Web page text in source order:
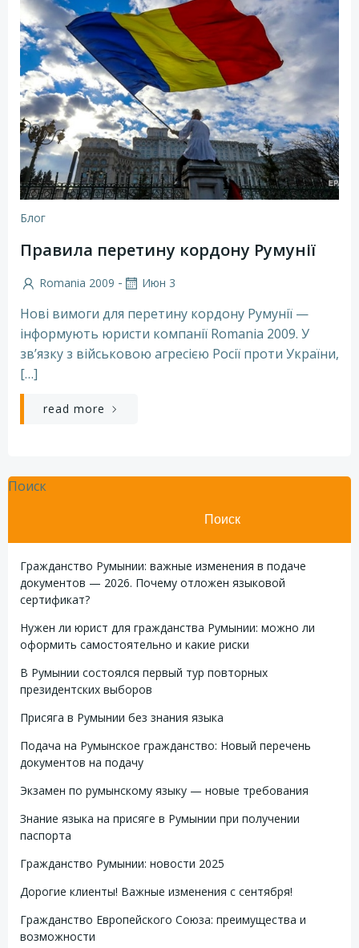
Блог
Правила перетину кордону Румунії
Romania 2009 - Июн 3
Нові вимоги для перетину кордону Румунії —
інформують юристи компанії Romania 2009. У
зв’язку з військовою агресією Росії проти України,
[…]
read more
Поиск
Поиск
Гражданство Румынии: важные изменения в подаче
документов — 2026. Почему отложен языковой
сертификат?
Нужен ли юрист для гражданства Румынии: можно ли
оформить самостоятельно и какие риски
В Румынии состоялся первый тур повторных
президентских выборов
Присяга в Румынии без знания языка
Подача на Румынское гражданство: Новый перечень
документов на подачу
Экзамен по румынскому языку — новые требования
Знание языка на присяге в Румынии при получении
паспорта
Гражданство Румынии: новости 2025
Дорогие клиенты! Важные изменения с сентября!
Гражданство Европейского Союза: преимущества и
возможности